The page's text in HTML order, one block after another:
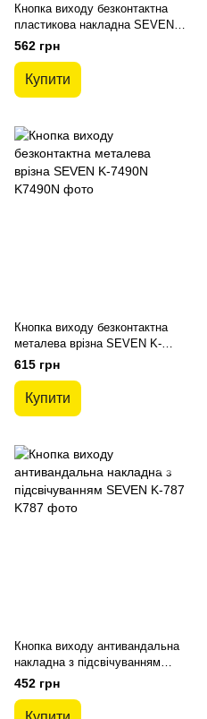
Кнопка виходу безконтактна
пластикова накладна SEVEN
K-7498ND
562 грн
Купити
Кнопка виходу безконтактна
металева врізна SEVEN K-
7490N
615 грн
Купити
Кнопка виходу антивандальна
накладна з підсвічуванням
SEVEN K-787
452 грн